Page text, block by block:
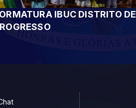
IBUC DISTRITO DE